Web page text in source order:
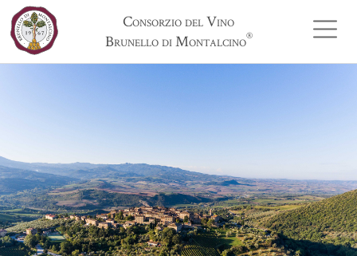
Consorzio del Vino
Brunello di Montalcino®